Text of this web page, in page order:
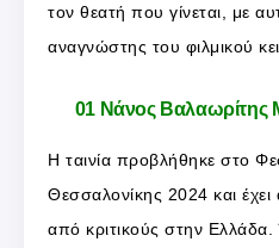
τον θεατή που γίνεται, με
αναγνώστης του φιλμικού
01 Νάνος Βαλαωρίτης
Η ταινία προβλήθηκε στο
Θεσσαλονίκης 2024 και έχει
από κριτικούς στην